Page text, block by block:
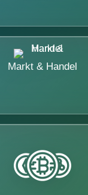
Markt & Handel